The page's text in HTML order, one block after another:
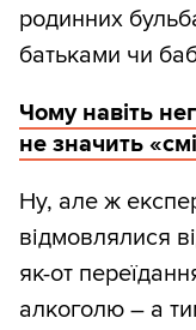
родинних
батьками чи
Чому навіть
не значить
Ну, але ж
відмовлялися
як-от
алкоголю – а